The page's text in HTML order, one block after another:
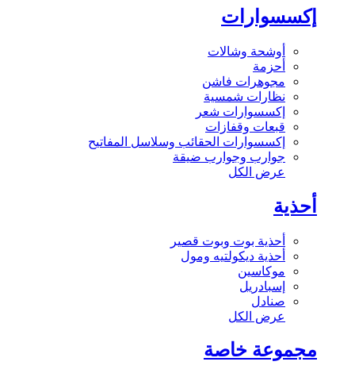
إكسسوارات
أوشحة وشالات
أحزمة
مجوهرات فاشن
نظارات شمسية
إكسسوارات شعر
قبعات وقفازات
إكسسوارات الحقائب وسلاسل المفاتيح
جوارب وجوارب ضيقة
عرض الكل
أحذية
أحذية بوت وبوت قصير
أحذية ديكولتيه ومول
موكاسين
إسبادريل
صنادل
عرض الكل
مجموعة خاصة